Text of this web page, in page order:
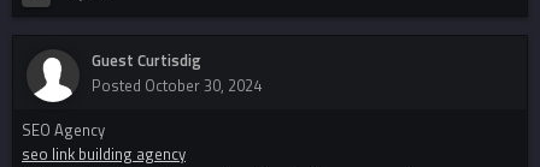
Guest Curtisdig
Posted October 30, 2024
SEO Agency
seo link building agency